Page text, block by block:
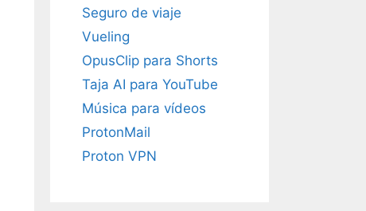
Seguro de viaje
Vueling
OpusClip para Shorts
Taja AI para YouTube
Música para vídeos
ProtonMail
Proton VPN